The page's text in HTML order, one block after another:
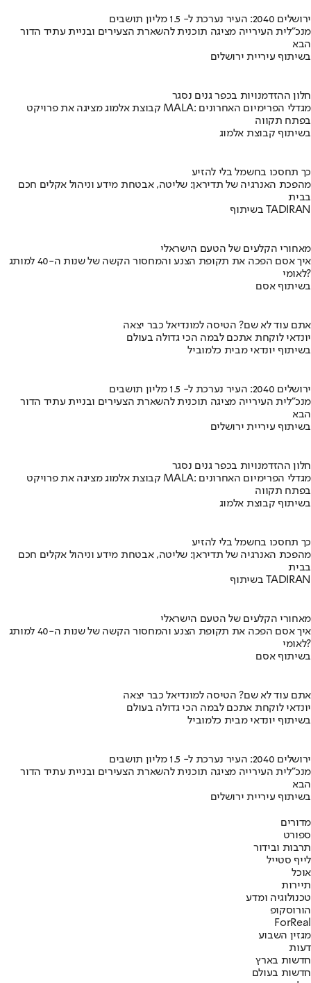
ירושלים 2040: העיר נערכת ל- 1.5 מליון תושבים
מנכ"לית העירייה מציגה תוכנית להשארת הצעירים ובניית עתיד הדור
הבא
בשיתוף עיריית ירושלים
חלון ההזדמנויות בכפר גנים נסגר
קבוצת אלמוג מציגה את פרויקט MALA: מגדלי הפרימיום האחרונים
בפתח תקווה
בשיתוף קבוצת אלמוג
כך תחסכו בחשמל בלי להזיע
מהפכת האנרגיה של תדיראן: שליטה, אבטחת מידע וניהול אקלים חכם
בבית
בשיתוף TADIRAN
מאחורי הקלעים של הטעם הישראלי
איך אסם הפכה את תקופת הצנע והמחסור הקשה של שנות ה-40 למותג
לאומי?
בשיתוף אסם
אתם עוד לא שם? הטיסה למונדיאל כבר יצאה
יונדאי לוקחת אתכם לבמה הכי גדולה בעולם
בשיתוף יונדאי מבית כלמוביל
ירושלים 2040: העיר נערכת ל- 1.5 מליון תושבים
מנכ"לית העירייה מציגה תוכנית להשארת הצעירים ובניית עתיד הדור
הבא
בשיתוף עיריית ירושלים
חלון ההזדמנויות בכפר גנים נסגר
קבוצת אלמוג מציגה את פרויקט MALA: מגדלי הפרימיום האחרונים
בפתח תקווה
בשיתוף קבוצת אלמוג
כך תחסכו בחשמל בלי להזיע
מהפכת האנרגיה של תדיראן: שליטה, אבטחת מידע וניהול אקלים חכם
בבית
בשיתוף TADIRAN
מאחורי הקלעים של הטעם הישראלי
איך אסם הפכה את תקופת הצנע והמחסור הקשה של שנות ה-40 למותג
לאומי?
בשיתוף אסם
אתם עוד לא שם? הטיסה למונדיאל כבר יצאה
יונדאי לוקחת אתכם לבמה הכי גדולה בעולם
בשיתוף יונדאי מבית כלמוביל
ירושלים 2040: העיר נערכת ל- 1.5 מליון תושבים
מנכ"לית העירייה מציגה תוכנית להשארת הצעירים ובניית עתיד הדור
הבא
בשיתוף עיריית ירושלים
מדורים
ספורט
תרבות ובידור
לייף סטייל
אוכל
תיירות
טכנולוגיה ומדע
הורוסקופ
ForReal
מגזין השבוע
דעות
חדשות בארץ
חדשות בעולם